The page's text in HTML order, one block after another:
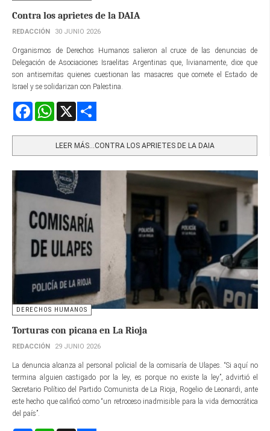
Contra los aprietes de la DAIA
REDACCIÓN 30 JUNIO 2026
Organismos de Derechos Humanos salieron al cruce de las denuncias de
Delegación de Asociaciones Israelitas Argentinas que, livianamente, dice que
son antisemitas quienes cuestionan las masacres que comete el Estado de
Israel y se solidarizan con Palestina.
FacebookWhatsApp
LEER MÁS…CONTRA LOS APRIETES DE LA DAIA
DERECHOS HUMANOS
Torturas con picana en La Rioja
REDACCIÓN 29 JUNIO 2026
La denuncia alcanza al personal policial de la comisaría de Ulapes. “Si aquí no
termina alguien castigado por la ley, es porque no existe la ley”, advirtió el
Secretario Político del Partido Comunista de La Rioja, Rogelio de Leonardi, ante
este hecho que calificó como “un retroceso inadmisible para la vida democrática
del país”.